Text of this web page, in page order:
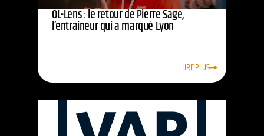
OL-Lens : le retour de Pierre Sage,
l’entraîneur qui a marqué Lyon
LIRE PLUS